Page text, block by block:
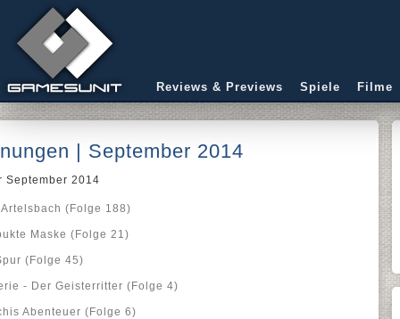
Reviews & Previews Spiele Filme
| September 2014
September 2014
(Folge 188)
Maske (Folge 21)
(Folge 45)
- Der Geisterritter (Folge 4)
Abenteuer (Folge 6)